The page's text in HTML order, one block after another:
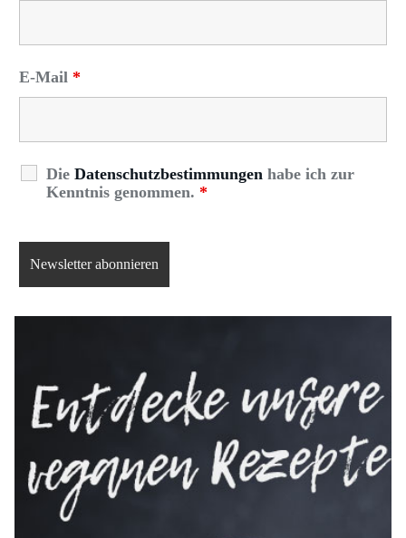
E-Mail *
Die Datenschutzbestimmungen habe ich zur
Kenntnis genommen. *